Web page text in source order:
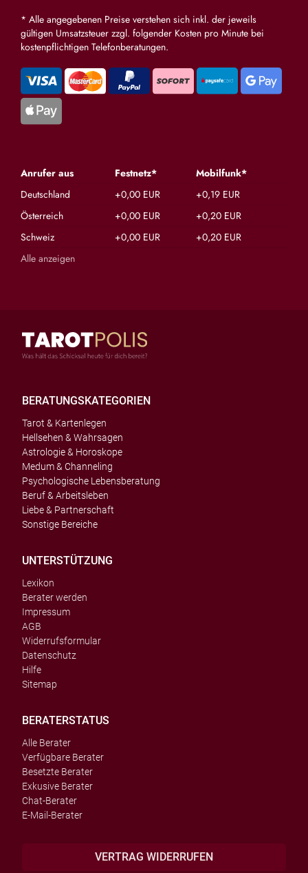
* Alle angegebenen Preise verstehen sich inkl. der jeweils
gültigen Umsatzsteuer zzgl. folgender Kosten pro Minute bei
kostenpflichtigen Telefonberatungen.
Anrufer aus Festnetz*
Mobilfunk*
Deutschland
+0,00 EUR
+0,19 EUR
Österreich
+0,00 EUR
+0,20 EUR
Schweiz
+0,00 EUR
+0,20 EUR
Alle anzeigen
BERATUNGSKATEGORIEN
Tarot & Kartenlegen
Hellsehen & Wahrsagen
Astrologie & Horoskope
Medum & Channeling
Psychologische Lebensberatung
Beruf & Arbeitsleben
Liebe & Partnerschaft
Sonstige Bereiche
UNTERSTÜTZUNG
Lexikon
Berater werden
Impressum
AGB
Widerrufsformular
Datenschutz
Hilfe
Sitemap
BERATERSTATUS
Alle Berater
Verfügbare Berater
Besetzte Berater
Exkusive Berater
Chat-Berater
E-Mail-Berater
VERTRAG WIDERRUFEN